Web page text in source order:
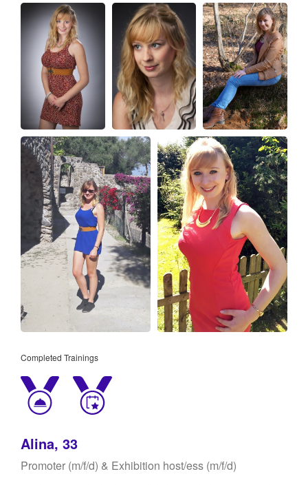
Completed Trainings
Alina, 33
Promoter (m/f/d) & Exhibition host/ess (m/f/d)